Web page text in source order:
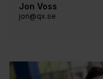
Jon Voss
jon@qx.se